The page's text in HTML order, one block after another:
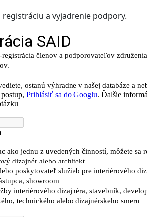
registráciu a vyjadrenie podpory.